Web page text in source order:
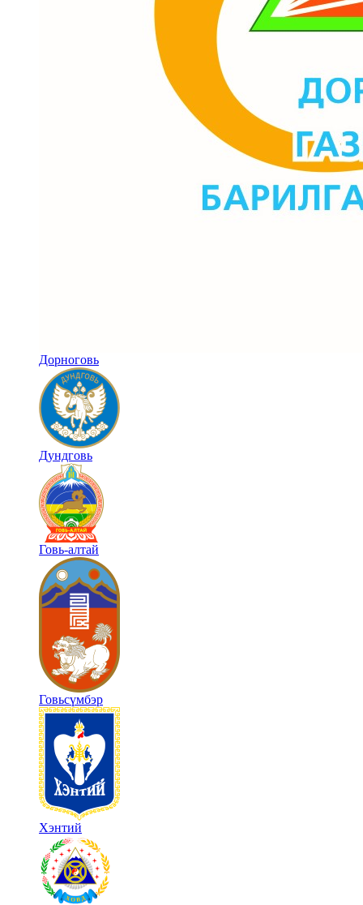
Дорноговь
Дундговь
Говь-алтай
Говьсүмбэр
Хэнтий